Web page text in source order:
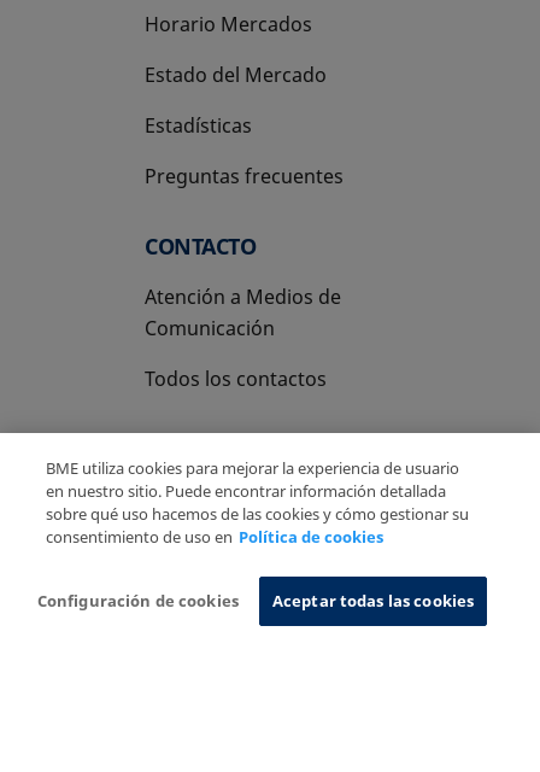
Horario Mercados
Estado del Mercado
Estadísticas
Preguntas frecuentes
CONTACTO
Atención a Medios de
Comunicación
Todos los contactos
Copyright Ⓒ BME 2026
Aviso Legal
Sistema de Información
BME utiliza cookies para mejorar la experiencia de usuario
en nuestro sitio. Puede encontrar información detallada
sobre qué uso hacemos de las cookies y cómo gestionar su
consentimiento de uso en Política de cookies
Configuración de cookies Aceptar todas las cookies